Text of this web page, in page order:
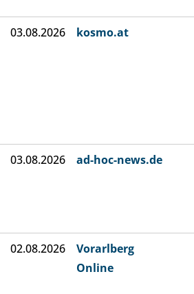
03.08.2026 kosmo.at
03.08.2026 ad-hoc-news.de
02.08.2026
Vorarlberg
Online